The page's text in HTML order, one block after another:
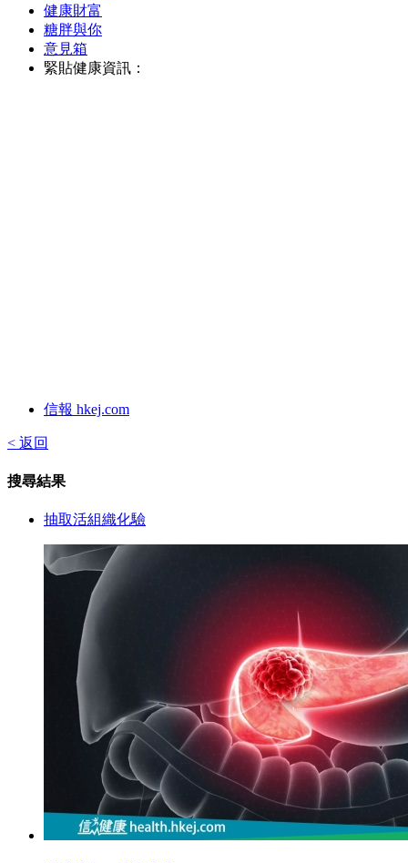
健康財富
糖胖與你
意見箱
緊貼健康資訊：
信報 hkej.com
< 返回
搜尋結果
抽取活組織化驗